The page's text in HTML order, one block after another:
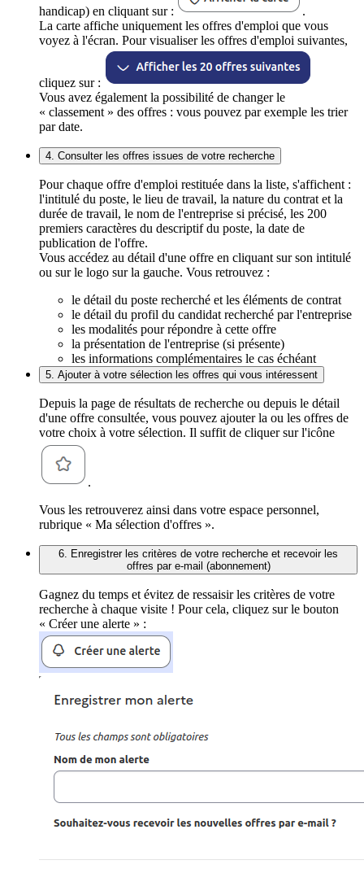
handicap) en cliquant sur :
.
La carte affiche uniquement les offres d'emploi que vous
voyez à l'écran. Pour visualiser les offres d'emploi suivantes,
cliquez sur :
Vous avez également la possibilité de changer le
« classement » des offres : vous pouvez par exemple les trier
par date.
4. Consulter les offres issues de votre recherche
Pour chaque offre d'emploi restituée dans la liste, s'affichent :
l'intitulé du poste, le lieu de travail, la nature du contrat et la
durée de travail, le nom de l'entreprise si précisé, les 200
premiers caractères du descriptif du poste, la date de
publication de l'offre.
Vous accédez au détail d'une offre en cliquant sur son intitulé
ou sur le logo sur la gauche. Vous retrouvez :
le détail du poste recherché et les éléments de contrat
le détail du profil du candidat recherché par l'entreprise
les modalités pour répondre à cette offre
la présentation de l'entreprise (si présente)
les informations complémentaires le cas échéant
5. Ajouter à votre sélection les offres qui vous intéressent
Depuis la page de résultats de recherche ou depuis le détail
d'une offre consultée, vous pouvez ajouter la ou les offres de
votre choix à votre sélection. Il suffit de cliquer sur l'icône
.
Vous les retrouverez ainsi dans votre espace personnel,
rubrique « Ma sélection d'offres ».
6. Enregistrer les critères de votre recherche et recevoir les
offres par e-mail (abonnement)
Gagnez du temps et évitez de ressaisir les critères de votre
recherche à chaque visite ! Pour cela, cliquez sur le bouton
« Créer une alerte » :